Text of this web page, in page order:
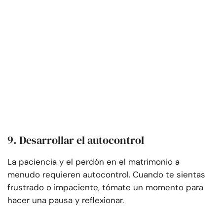
9. Desarrollar el autocontrol
La paciencia y el perdón en el matrimonio a
menudo requieren autocontrol. Cuando te sientas
frustrado o impaciente, tómate un momento para
hacer una pausa y reflexionar.